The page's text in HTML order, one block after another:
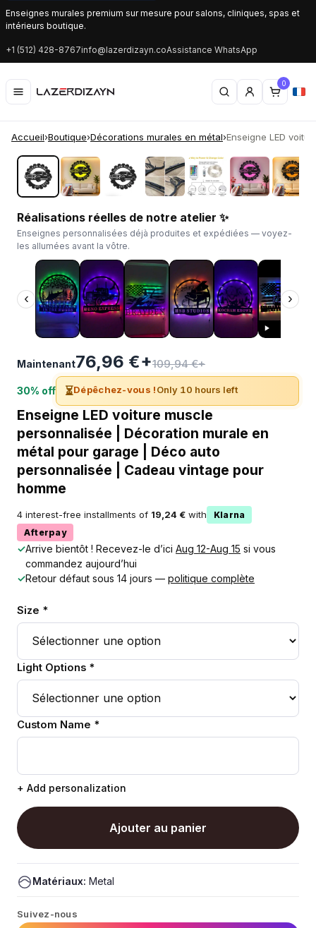
Enseignes murales premium sur mesure pour salons, cliniques, spas et
intérieurs boutique.
+1 (512) 428-8767info@lazerdizayn.coAssistance WhatsApp
0
Accueil›Boutique›Décorations murales en métal›Enseigne LED
‹ ›
Réalisations réelles de notre atelier ✨
Enseignes personnalisées déjà produites et expédiées — voyez-
les allumées avant la vôtre.
‹ ›
Maintenant76,96 €+109,94 €+
30% off ⏳Dépêchez-vous !Only 10 hours left
Enseigne LED voiture muscle
personnalisée | Décoration murale en
métal pour garage | Déco auto
personnalisée | Cadeau vintage pour
homme
4 interest-free installments of 19,24 € with
Klarna
Afterpay
✓Arrive bientôt ! Recevez-le d’ici Aug 12-Aug 15 si vous
commandez aujourd’hui
✓Retour défaut sous 14 jours — politique complète
Size *
Light Options *
Custom Name *
+ Add personalization
Ajouter au panier
Matériaux: Metal
Suivez-nous